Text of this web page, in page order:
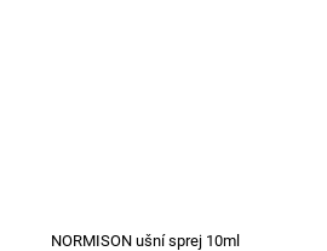
NORMISON ušní sprej 10ml